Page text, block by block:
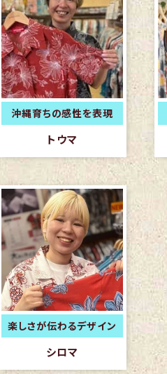
沖縄育ちの感性を表現
トウマ
楽しさが伝わるデザイン
シロマ